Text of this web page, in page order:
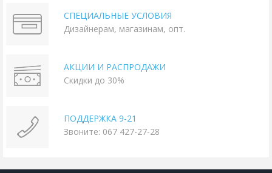
СПЕЦИАЛЬНЫЕ УСЛОВИЯ
Дизайнерам, магазинам, опт.
АКЦИИ И РАСПРОДАЖИ
Скидки до 30%
ПОДДЕРЖКА 9-21
Звоните: 067 427-27-28